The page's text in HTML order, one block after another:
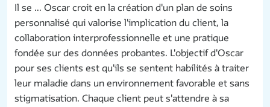
Il se ... Oscar croit en la création d'un plan de soins
personnalisé qui valorise l'implication du client, la
collaboration interprofessionnelle et une pratique
fondée sur des données probantes. L'objectif d'Oscar
pour ses clients est qu'ils se sentent habilités à traiter
leur maladie dans un environnement favorable et sans
stigmatisation. Chaque client peut s'attendre à sa